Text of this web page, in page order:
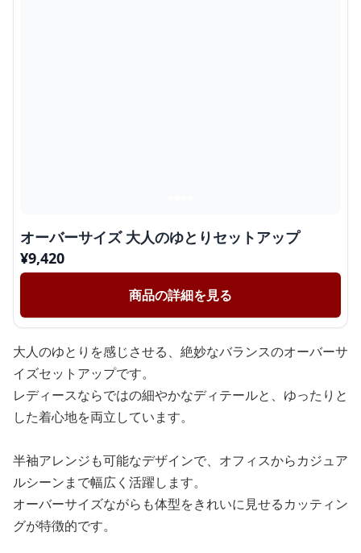
オーバーサイズ 大人のゆとりセットアップ
¥9,420
商品の詳細を見る
大人のゆとりを感じさせる、絶妙なバランスのオーバーサ
イズセットアップです。
レディースならではの細やかなディテールと、ゆったりと
した着心地を両立しています。
半袖アレンジも可能なデザインで、オフィスからカジュア
ルシーンまで幅広く活躍します。
オーバーサイズながらも体型をきれいに見せるカッティン
グが特徴的です。